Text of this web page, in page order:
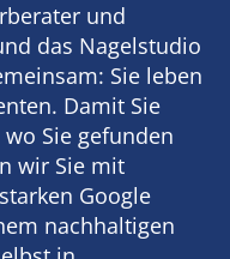
und
das Nagelstudio
Sie leben
Damit Sie
Sie gefunden
wir Sie mit
Google
nachhaltigen